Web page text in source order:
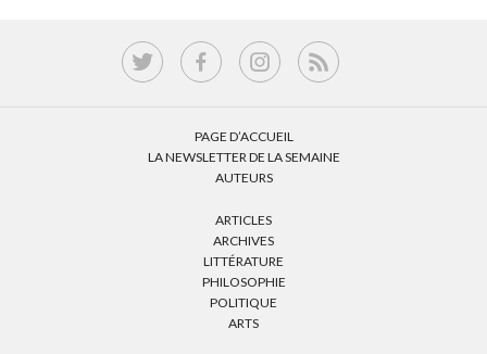
PAGE D’ACCUEIL
LA NEWSLETTER DE LA SEMAINE
AUTEURS
ARTICLES
ARCHIVES
LITTÉRATURE
PHILOSOPHIE
POLITIQUE
ARTS